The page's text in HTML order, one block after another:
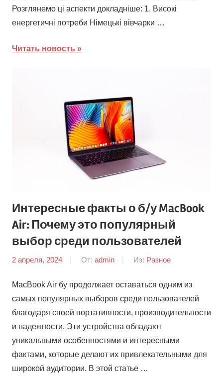
Розглянемо ці аспекти докладніше: 1. Високі
енергетичні потреби Німецькі вівчарки …
Читать новость
Интересные факты о б/у MacBook
Air: Почему это популярный
выбор среди пользователей
2 апреля, 2024 От: admin Из: Разное
MacBook Air бу продолжает оставаться одним из
самых популярных выборов среди пользователей
благодаря своей портативности, производительности
и надежности. Эти устройства обладают
уникальными особенностями и интересными
фактами, которые делают их привлекательными для
широкой аудитории. В этой статье …